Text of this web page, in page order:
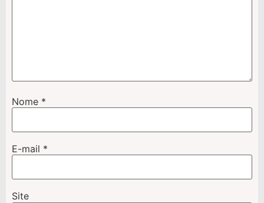
Nome *
E-mail *
Site